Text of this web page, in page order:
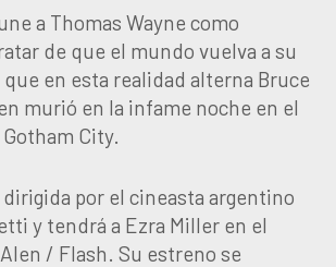
a Thomas Wayne como
de que el mundo vuelva a su
en esta realidad alterna Bruce
murió en la infame noche en el
City.
por el cineasta argentino
y tendrá a Ezra Miller en el
/ Flash. Su estreno se